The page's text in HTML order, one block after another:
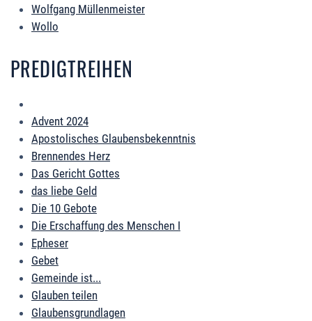
Wolfgang Müllenmeister
Wollo
PREDIGTREIHEN
Advent 2024
Apostolisches Glaubensbekenntnis
Brennendes Herz
Das Gericht Gottes
das liebe Geld
Die 10 Gebote
Die Erschaffung des Menschen I
Epheser
Gebet
Gemeinde ist...
Glauben teilen
Glaubensgrundlagen